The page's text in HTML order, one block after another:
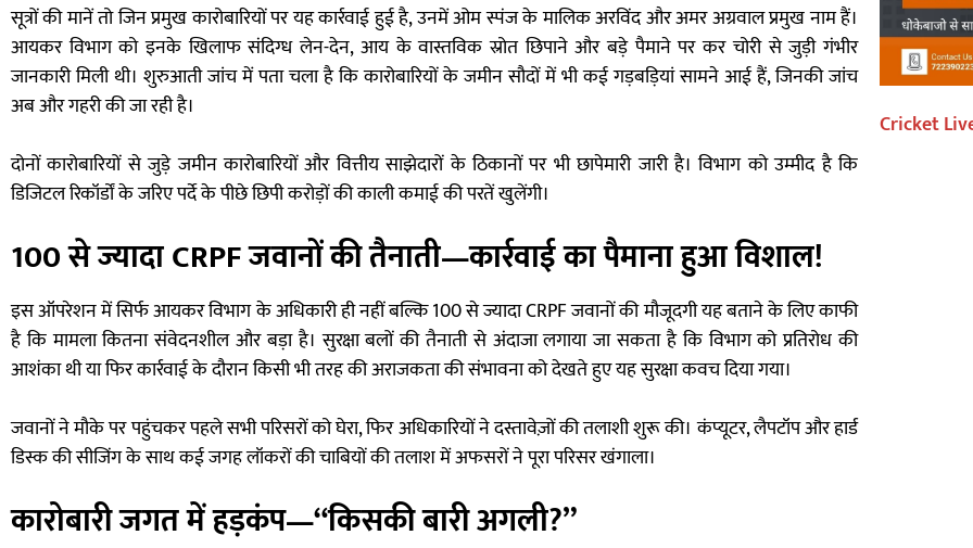
सूत्रों की मानें तो जिन प्रमुख कारोबारियों पर यह कार्रवाई हुई है, उनमें ओम स्पंज के मालिक अरविंद और अमर अग्रवाल प्रमुख नाम हैं।
आयकर विभाग को इनके खिलाफ संदिग्ध लेन-देन, आय के वास्तविक स्रोत छिपाने और बड़े पैमाने पर कर चोरी से जुड़ी गंभीर
जानकारी मिली थी। शुरुआती जांच में पता चला है कि कारोबारियों के जमीन सौदों में भी कई गड़बड़ियां सामने आई हैं, जिनकी जांच
अब और गहरी की जा रही है।
दोनों कारोबारियों से जुड़े जमीन कारोबारियों और वित्तीय साझेदारों के ठिकानों पर भी छापेमारी जारी है। विभाग को उम्मीद है कि
डिजिटल रिकॉर्डों के जरिए पर्दे के पीछे छिपी करोड़ों की काली कमाई की परतें खुलेंगी।
100 से ज्यादा CRPF जवानों की तैनाती—कार्रवाई का पैमाना हुआ विशाल!
इस ऑपरेशन में सिर्फ आयकर विभाग के अधिकारी ही नहीं बल्कि 100 से ज्यादा CRPF जवानों की मौजूदगी यह बताने के लिए काफी
है कि मामला कितना संवेदनशील और बड़ा है। सुरक्षा बलों की तैनाती से अंदाजा लगाया जा सकता है कि विभाग को प्रतिरोध की
आशंका थी या फिर कार्रवाई के दौरान किसी भी तरह की अराजकता की संभावना को देखते हुए यह सुरक्षा कवच दिया गया।
जवानों ने मौके पर पहुंचकर पहले सभी परिसरों को घेरा, फिर अधिकारियों ने दस्तावेज़ों की तलाशी शुरू की। कंप्यूटर, लैपटॉप और हार्ड
डिस्क की सीजिंग के साथ कई जगह लॉकरों की चाबियों की तलाश में अफसरों ने पूरा परिसर खंगाला।
कारोबारी जगत में हड़कंप—“किसकी बारी अगली?”
Cricket